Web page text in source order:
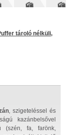
tároló nélküli,
, szigeteléssel és
kazánbelsővel
(szén, fa, farönk,